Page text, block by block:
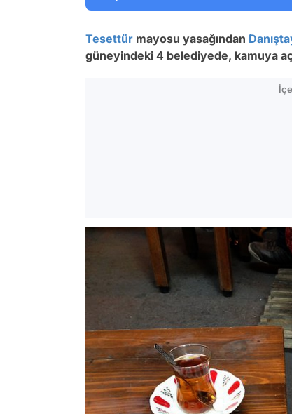
Tesettür mayosu yasağından
güneyindeki 4 belediyede, kamuya